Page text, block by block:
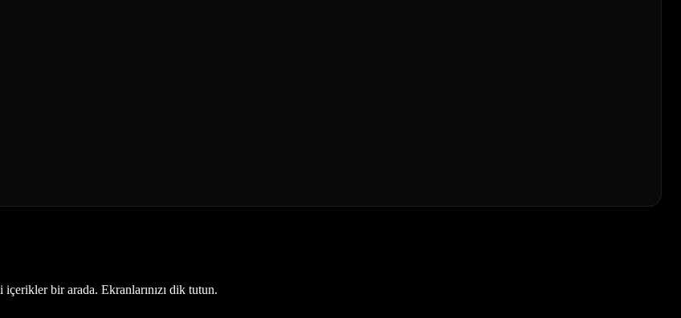
bir arada. Ekranlarınızı dik tutun.